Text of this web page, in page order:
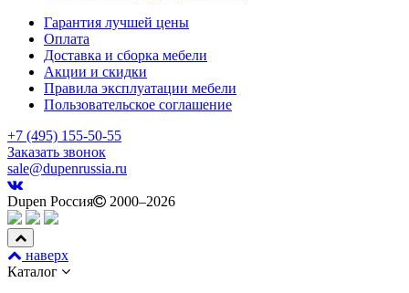
Гарантия лучшей цены
Оплата
Доставка и сборка мебели
Акции и скидки
Правила эксплуатации мебели
Пользовательское соглашение
+7 (495) 155-50-55
Заказать звонок
sale@dupenrussia.ru
Dupen Россия 2000–2026
наверх
Каталог